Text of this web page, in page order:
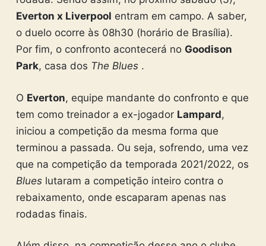
Everton x Liverpool entram em campo. A saber,
o duelo ocorre às 08h30 (horário de Brasília).
Por fim, o confronto acontecerá no Goodison
Park, casa dos The Blues.
O Everton, equipe mandante do confronto e que
tem como treinador a ex-jogador Lampard,
iniciou a competição da mesma forma que
terminou a passada. Ou seja, sofrendo, uma vez
que na competição da temporada 2021/2022, os
Blueslutaram a competição inteiro contra o
rebaixamento, onde escaparam apenas nas
rodadas finais.